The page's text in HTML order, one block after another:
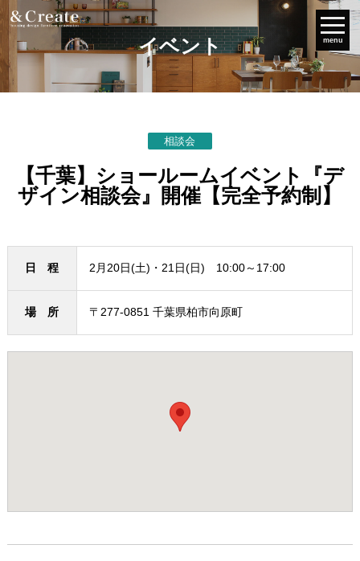
menu
イベント
相談会
【千葉】ショールームイベント『デ
ザイン相談会』開催【完全予約制】
日 程 2月20日(土)・21日(日) 10:00～17:00
場 所 〒277-0851 千葉県柏市向原町